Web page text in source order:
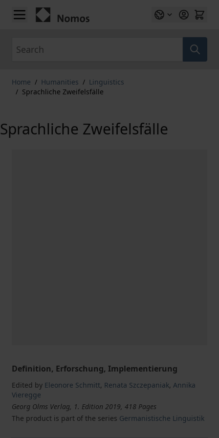
Skip to Content
Home / Humanities / Linguistics
/ Sprachliche Zweifelsfälle
Sprachliche Zweifelsfälle
Definition, Erforschung, Implementierung
Edited by Eleonore Schmitt, Renata Szczepaniak, Annika
Vieregge
Georg Olms Verlag, 1. Edition 2019, 418 Pages
The product is part of the series Germanistische Linguistik